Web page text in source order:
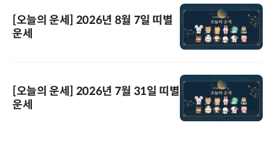
[오늘의 운세] 2026년 8월 7일 띠별
운세
[오늘의 운세] 2026년 7월 31일 띠별
운세